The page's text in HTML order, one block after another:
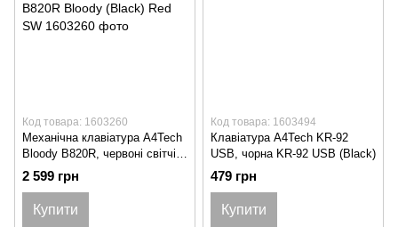
Код товара: 1603260
Механічна клавіатура A4Tech
Bloody B820R, червоні світчі,
чорна, підсвічування клавіш,
USB B820R Bloody (Black) Red
SW
2 599 грн
Купити
Код товара: 1603494
Клавіатура A4Tech KR-92
USB, чорна KR-92 USB (Black)
479 грн
Купити